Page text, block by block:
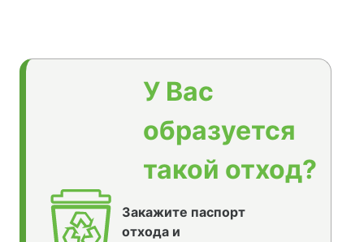
У Вас
образуется
такой отход?
Закажите паспорт
отхода и